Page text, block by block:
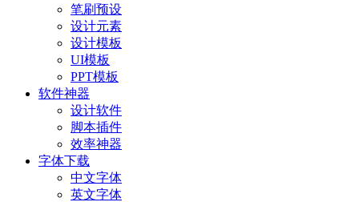
笔刷预设
设计元素
设计模板
UI模板
PPT模板
软件神器
设计软件
脚本插件
效率神器
字体下载
中文字体
英文字体